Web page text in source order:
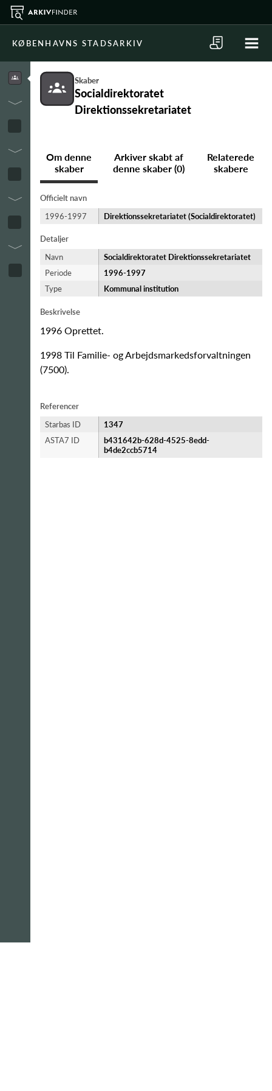
KØBENHAVNS STADSARKIV
Skaber
Socialdirektoratet
Direktionssekretariatet
Om denne
skaber
Arkiver skabt af
denne skaber (0)
Relaterede
skabere
Officielt navn
1996-1997
Direktionssekretariatet (Socialdirektoratet)
Detaljer
Navn
Socialdirektoratet Direktionssekretariatet
Periode
1996-​1997
Type
Kommunal institution
Beskrivelse
1996 Oprettet.
1998 Til Familie- og Arbejdsmarkedsforvaltningen
(7500).
Referencer
Starbas ID
1347
ASTA7 ID
b431642b-628d-4525-8edd-
b4de2ccb5714